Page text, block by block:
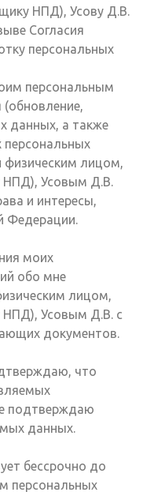
НПД), Усову Д.В.
Согласия
персональных
персональным
данных, а также
персональных
физическим лицом,
НПД), Усовым Д.В.
и интересы,
Федерации.
моих
обо мне
лицом,
Усовым Д.В. с
документов.
что
подтверждаю
данных.
бессрочно до
персональных